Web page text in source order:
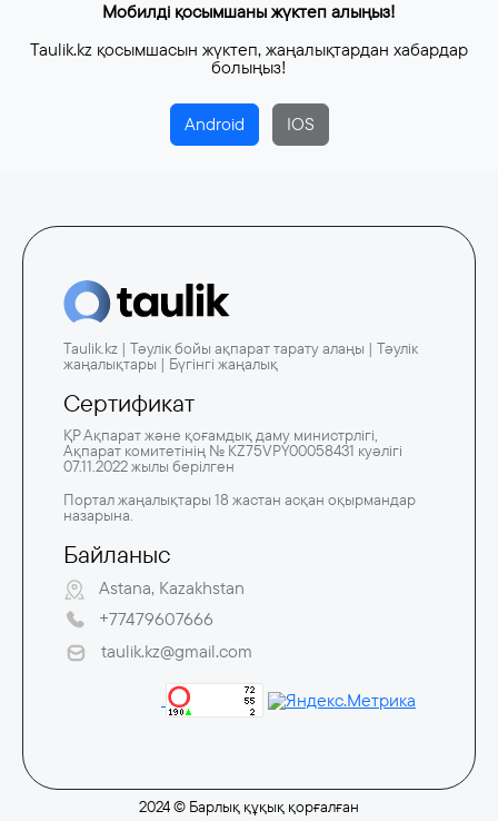
Мобилді қосымшаны жүктеп алыңыз!
Taulik.kz қосымшасын жүктеп, жаңалықтардан хабардар
болыңыз!
Android IOS
Taulik.kz | Тәулік бойы ақпарат тарату алаңы | Тәулік
жаңалықтары | Бүгінгі жаңалық
Сертификат
ҚР Ақпарат және қоғамдық даму министрлігі,
Ақпарат комитетінің № KZ75VPY00058431 куәлігі
07.11.2022 жылы берілген
Портал жаңалықтары 18 жастан асқан оқырмандар
назарына.
Байланыс
Astana, Kazakhstan
+77479607666
taulik.kz@gmail.com
2024 © Барлық құқық қорғалған